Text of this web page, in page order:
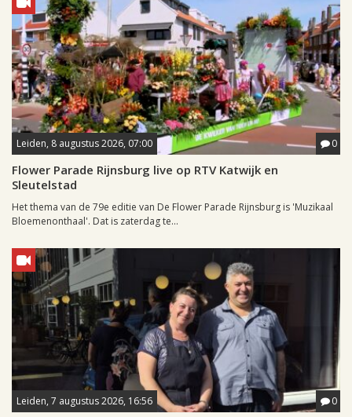
Leiden, 8 augustus 2026, 07:00 0
Flower Parade Rijnsburg live op RTV Katwijk en
Sleutelstad
Het thema van de 79e editie van De Flower Parade Rijnsburg is 'Muzikaal
Bloemenonthaal'. Dat is zaterdag te...
Leiden, 7 augustus 2026, 16:56 0